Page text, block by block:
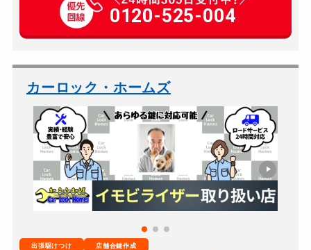
玄関カギ作成 16,500円～(税込)
玄関カギ交換 15,400円～(税込)
バイクカギ開け
バイクカギ作成 14,300円～(税込)
スーツケースカギ開け 9,900円～(税込)
金庫カギ開け 19,800円～(税込)
金庫カギ修理 別途お見積り
ロッカーカギ開け
0120-525-004
カーロック・ホームズ
出張駆けつけ 店舗合鍵作成